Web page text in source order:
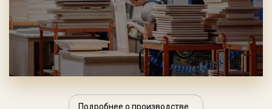
Подробнее о производстве